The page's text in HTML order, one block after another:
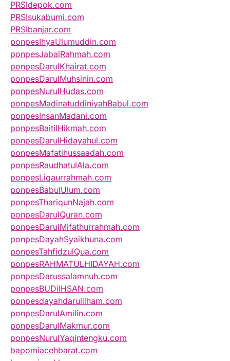
PRSIdepok.com
PRSIsukabumi.com
PRSIbanjar.com
ponpesIhyaUlumuddin.com
ponpesJabalRahmah.com
ponpesDarulKhairat.com
ponpesDarulMuhsinin.com
ponpesNurulHudas.com
ponpesMadinatuddiniyahBabul.com
ponpesInsanMadani.com
ponpesBaitilHikmah.com
ponpesDarulHidayahul.com
ponpesMafatihussaadah.com
ponpesRaudhatulAla.com
ponpesLiqaurrahmah.com
ponpesBabulUlum.com
ponpesThariqunNajah.com
ponpesDarulQuran.com
ponpesDarulMifathurrahmah.com
ponpesDayahSyaikhuna.com
ponpesTahfidzulQua.com
ponpesRAHMATULHIDAYAH.com
ponpesDarussalamnuh.com
ponpesBUDiIHSAN.com
ponpesdayahdarulilham.com
ponpesDarulAmilin.com
ponpesDarulMakmur.com
ponpesNurulYaqintengku.com
bapomiacehbarat.com